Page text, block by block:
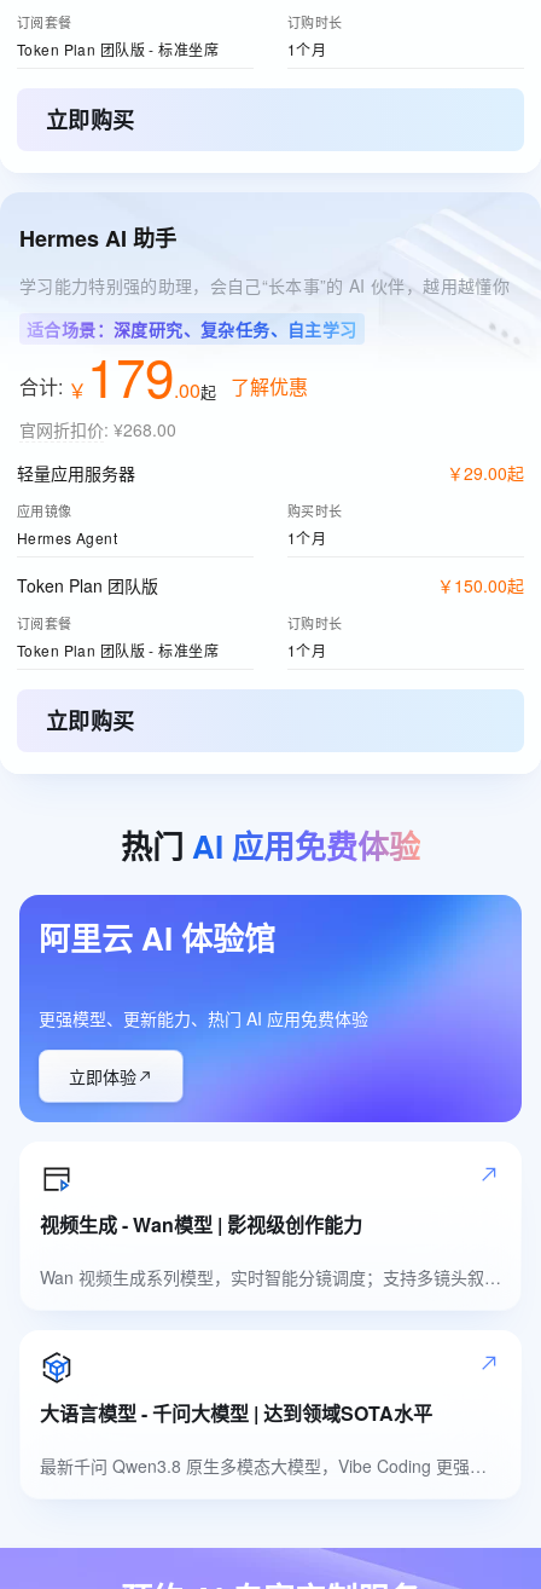
订阅套餐
Token Plan 团队版 - 标准坐席
订购时长
1个月
立即购买
Hermes AI 助手
学习能力特别强的助理，会自己“长本事”的 AI 伙伴，越用越懂你
适合场景：深度研究、复杂任务、自主学习
合计: ￥ 179.00起 了解优惠
官网折扣价: ¥268.00
轻量应用服务器
￥29.00起
应用镜像
Hermes Agent
购买时长
1个月
Token Plan 团队版 ￥ 150.00起
订阅套餐
Token Plan 团队版 - 标准坐席
订购时长
1个月
立即购买
热门 AI 应用免费体验
阿里云 AI 体验馆
更强模型、更新能力、热门 AI 应用免费体验
立即体验
视频生成 - Wan模型 | 影视级创作能力
Wan 视频生成系列模型，实时智能分镜调度；支持多镜头叙事，自然高品质音色
大语言模型 - 千问大模型 | 达到领域SOTA水平
最新千问 Qwen3.8 原生多模态大模型，Vibe Coding 更强，多模态识别更准